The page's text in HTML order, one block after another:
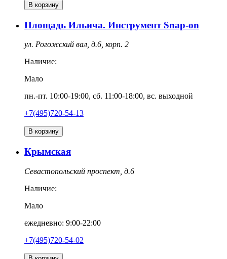
В корзину
Площадь Ильича. Инструмент Snap-on
ул. Рогожский вал, д.6, корп. 2
Наличие:
Мало
пн.-пт. 10:00-19:00, сб. 11:00-18:00, вс. выходной
+7(495)720-54-13
В корзину
Крымская
Севастопольский проспект, д.6
Наличие:
Мало
ежедневно: 9:00-22:00
+7(495)720-54-02